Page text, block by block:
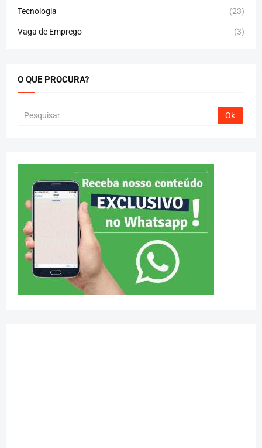
Tecnologia (23)
Vaga de Emprego (3)
O QUE PROCURA?